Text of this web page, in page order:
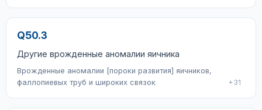
Q50.3
Другие врожденные аномалии яичника
Врожденные аномалии [пороки развития] яичников,
фаллопиевых труб и широких связок
+31